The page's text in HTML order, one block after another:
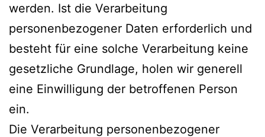
werden. Ist die Verarbeitung
personenbezogener Daten erforderlich und
besteht für eine solche Verarbeitung keine
gesetzliche Grundlage, holen wir generell
eine Einwilligung der betroffenen Person
ein.
Die Verarbeitung personenbezogener